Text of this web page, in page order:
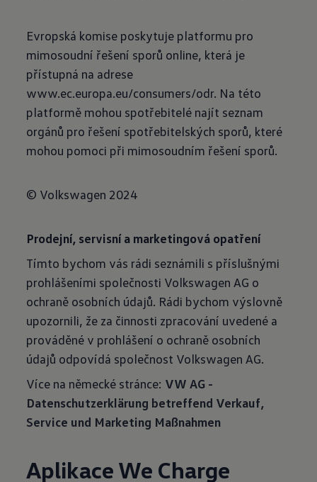
Evropská komise poskytuje platformu pro
mimosoudní řešení sporů online, která je
přístupná na adrese
www.ec.europa.eu/consumers/odr. Na této
platformě mohou spotřebitelé najít seznam
orgánů pro řešení spotřebitelských sporů, které
mohou pomoci při mimosoudním řešení sporů.
© Volkswagen 2024
Prodejní, servisní a marketingová opatření
Tímto bychom vás rádi seznámili s příslušnými
prohlášeními společnosti Volkswagen AG o
ochraně osobních údajů. Rádi bychom výslovně
upozornili, že za činnosti zpracování uvedené a
prováděné v prohlášení o ochraně osobních
údajů odpovídá společnost Volkswagen AG.
Více na německé stránce: VW AG -
Datenschutzerklärung betreffend Verkauf,
Service und Marketing Maßnahmen
Aplikace We Charge